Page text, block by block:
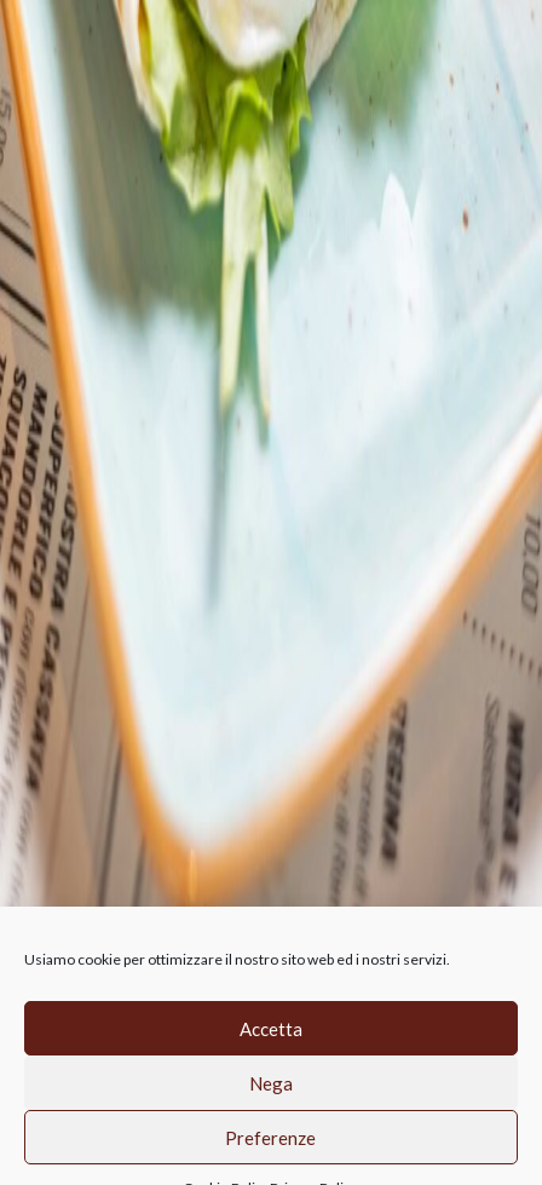
Usiamo cookie per ottimizzare il nostro sito web ed i nostri servizi.
Accetta
Nega
Preferenze
CIRFOOD RETAIL SRL, Via A.B. Nobel 19,
Reggio Emilia, 42124 (RE),
Cookie-Policy